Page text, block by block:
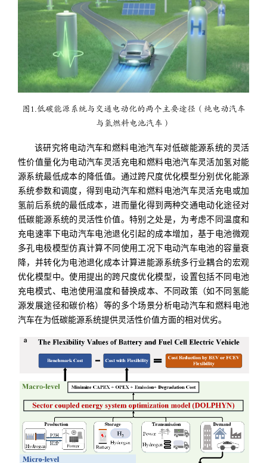
图1.低碳能源系统与交通电动化的两个主要途径（纯电动汽车
与氢燃料电池汽车）
该研究将电动汽车和燃料电池汽车对低碳能源系统的灵活
性价值量化为电动汽车灵活充电和燃料电池汽车灵活加氢对能
源系统最低成本的降低值。通过跨尺度优化模型分别优化能源
系统参数和调度，得到电动汽车和燃料电池汽车灵活充电或加
氢前后系统的最低成本，进而量化得到两种交通电动化途径对
低碳能源系统的灵活性价值。特别之处是，为考虑不同温度和
充电速率下电动汽车电池退化引起的成本增加，基于电池微观
多孔电极模型仿真计算不同使用工况下电动汽车电池的容量衰
降，并转化为电池退化成本计算进能源系统多行业耦合的宏观
优化模型中。使用提出的跨尺度优化模型，设置包括不同电池
充电模式、电池使用温度和替换成本、不同政策（如不同氢能
源发展途径和碳价格）等的多个场景分析电动汽车和燃料电池
汽车在为低碳能源系统提供灵活性价值方面的相对优劣。